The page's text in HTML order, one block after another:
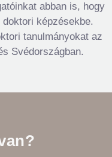
abban is, hogy
képzésekbe.
tanulmányokat az
Svédországban.